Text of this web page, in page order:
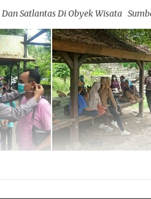
Satlantas Di Obyek Wisata